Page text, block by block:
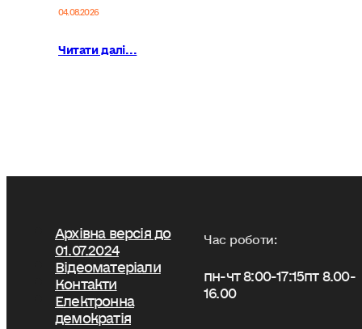
04.08.2026
Читати далі...
Архівна версія до
01.07.2024
Відеоматеріали
Контакти
Електронна
демократія
Час роботи:
пн-чт 8:00-17:15пт 8.00-
16.00